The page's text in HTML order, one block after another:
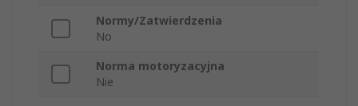
Normy/Zatwierdzenia
No
Norma motoryzacyjna
Nie